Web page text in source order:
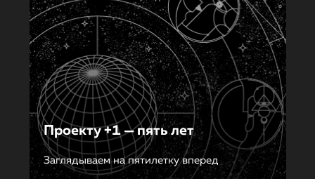
Проекту +1 — пять лет
Заглядываем на пятилетку вперед